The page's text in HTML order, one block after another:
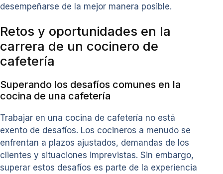
desempeñarse de la mejor manera posible.
Retos y oportunidades en la
carrera de un cocinero de
cafetería
Superando los desafíos comunes en la
cocina de una cafetería
Trabajar en una cocina de cafetería no está
exento de desafíos. Los cocineros a menudo se
enfrentan a plazos ajustados, demandas de los
clientes y situaciones imprevistas. Sin embargo,
superar estos desafíos es parte de la experiencia